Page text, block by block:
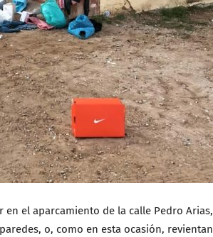
el aparcamiento de la calle Pedro Arias,
o, como en esta ocasión, revientan